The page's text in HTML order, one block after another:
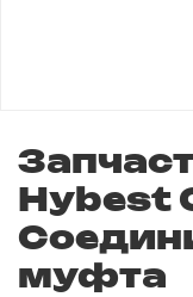
Hybest
муфта